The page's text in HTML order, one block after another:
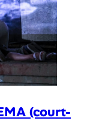
(court-